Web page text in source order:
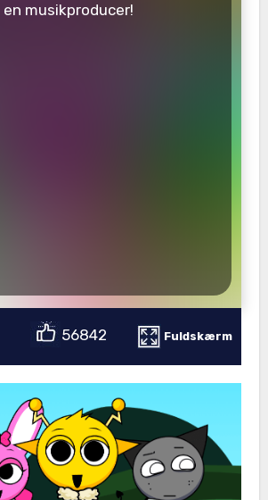
en musikproducer!
56842 Fuldskærm